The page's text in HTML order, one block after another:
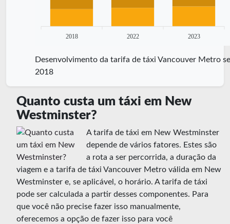
2018 2022 2023
Desenvolvimento da tarifa de táxi Vancouver Metro
2018
Quanto custa um táxi em New
Westminster?
A tarifa de táxi em New Westminster
depende de vários fatores. Estes são
a rota a ser percorrida, a duração da
viagem e a tarifa de táxi Vancouver Metro válida em New
Westminster e, se aplicável, o horário. A tarifa de táxi
pode ser calculada a partir desses componentes. Para
que você não precise fazer isso manualmente,
oferecemos a opção de fazer isso para você